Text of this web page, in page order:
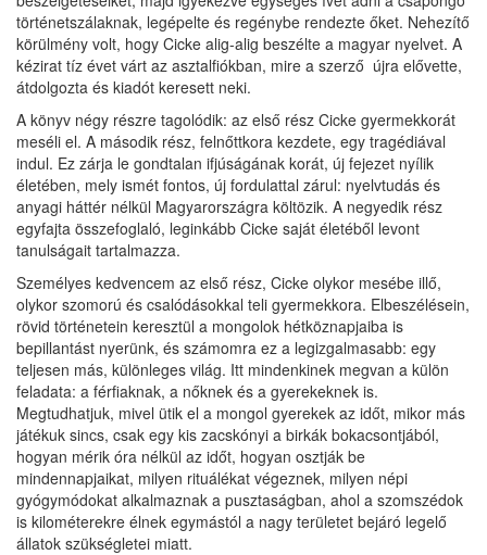
történetszálaknak, legépelte és regénybe rendezte őket. Nehezítő
körülmény volt, hogy Cicke alig-alig beszélte a magyar nyelvet. A
kézirat tíz évet várt az asztalfiókban, mire a szerző újra elővette,
átdolgozta és kiadót keresett neki.
A könyv négy részre tagolódik: az első rész Cicke gyermekkorát
meséli el. A második rész, felnőttkora kezdete, egy tragédiával
indul. Ez zárja le gondtalan ifjúságának korát, új fejezet nyílik
életében, mely ismét fontos, új fordulattal zárul: nyelvtudás és
anyagi háttér nélkül Magyarországra költözik. A negyedik rész
egyfajta összefoglaló, leginkább Cicke saját életéből levont
tanulságait tartalmazza.
Személyes kedvencem az első rész, Cicke olykor mesébe illő,
olykor szomorú és csalódásokkal teli gyermekkora. Elbeszélésein,
rövid történetein keresztül a mongolok hétköznapjaiba is
bepillantást nyerünk, és számomra ez a legizgalmasabb: egy
teljesen más, különleges világ. Itt mindenkinek megvan a külön
feladata: a férfiaknak, a nőknek és a gyerekeknek is.
Megtudhatjuk, mivel ütik el a mongol gyerekek az időt, mikor más
játékuk sincs, csak egy kis zacskónyi a birkák bokacsontjából,
hogyan mérik óra nélkül az időt, hogyan osztják be
mindennapjaikat, milyen rituálékat végeznek, milyen népi
gyógymódokat alkalmaznak a pusztaságban, ahol a szomszédok
is kilométerekre élnek egymástól a nagy területet bejáró legelő
állatok szükségletei miatt.